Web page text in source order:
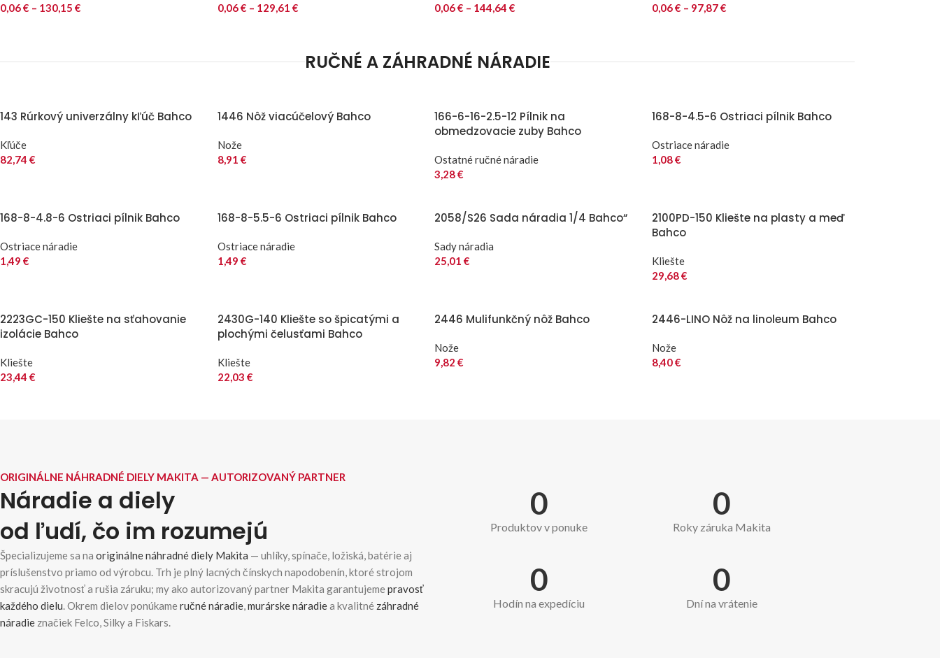
0,06€ – 130,15 €
0,06€ – 129,61 €
0,06€ – 144,64 €
0,06€ – 97,87€
RUČNÉ A ZÁHRADNÉ NÁRADIE
143 Rúrkový univerzálny kľúč Bahco
Kľúče
82,74 €
1446 Nôž viacúčelový Bahco
Nože
8,91 €
166-6-16-2.5-12 Pílnik na
obmedzovacie zuby Bahco
Ostatné ručné náradie
3,28€
168-8-4.5-6 Ostriaci pílnik Bahco
Ostriace náradie
1,08€
168-8-4.8-6 Ostriaci pílnik Bahco
Ostriace náradie
1,49 €
168-8-5.5-6 Ostriaci pílnik Bahco
Ostriace náradie
1,49 €
2058/S26 Sada náradia 1/4 Bahco“
Sady náradia
25,01 €
2100PD-150 Kliešte na plasty a meď
Bahco
Kliešte
29,68€
2223GC-150 Kliešte na sťahovanie
izolácie Bahco
Kliešte
23,44 €
2430G-140 Kliešte so špicatými a
plochými čelusťami Bahco
Kliešte
22,03 €
2446 Mulifunkčný nôž Bahco
Nože
9,82 €
2446-LINO Nôž na linoleum Bahco
Nože
8,40€
ORIGINÁLNE NÁHRADNÉ DIELY MAKITA — AUTORIZOVANÝ PARTNER
Náradie a diely
od ľudí, čo im rozumejú
Špecializujeme sa na originálne náhradné diely Makita — uhlíky, spínače, ložiská, batérie aj
príslušenstvo priamo od výrobcu. Trh je plný lacných čínskych napodobenín, ktoré strojom
skracujú životnosť a rušia záruku; my ako autorizovaný partner Makita garantujemepravosť
každého dielu. Okrem dielov ponúkameručné náradie,murárske náradiea kvalitné záhradné
náradie značiek Felco, Silky a Fiskars.
0
Produktov v ponuke
0
Roky záruka Makita
0
Hodín na expedíciu
0
Dní na vrátenie